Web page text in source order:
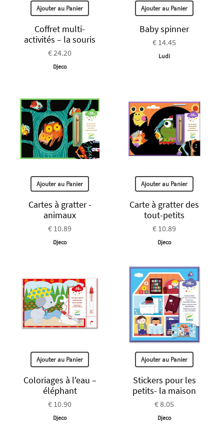
Ajouter au Panier
Coffret multi-
activités – la souris
€ 24.20
Djeco
Ajouter au Panier
Baby spinner
€ 14.45
Ludi
Ajouter au Panier
Cartes à gratter -
animaux
€ 10.89
Djeco
Ajouter au Panier
Carte à gratter des
tout-petits
€ 10.89
Djeco
Ajouter au Panier
Coloriages à l'eau –
éléphant
€ 10.90
Djeco
Ajouter au Panier
Stickers pour les
petits- la maison
€ 8.05
Djeco